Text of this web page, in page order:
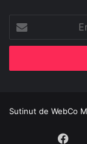
Enter
your
Email
Sutinut de WebCo